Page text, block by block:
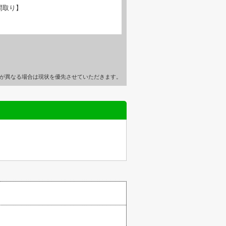
り】
なる場合は現状を優先させていただきます。